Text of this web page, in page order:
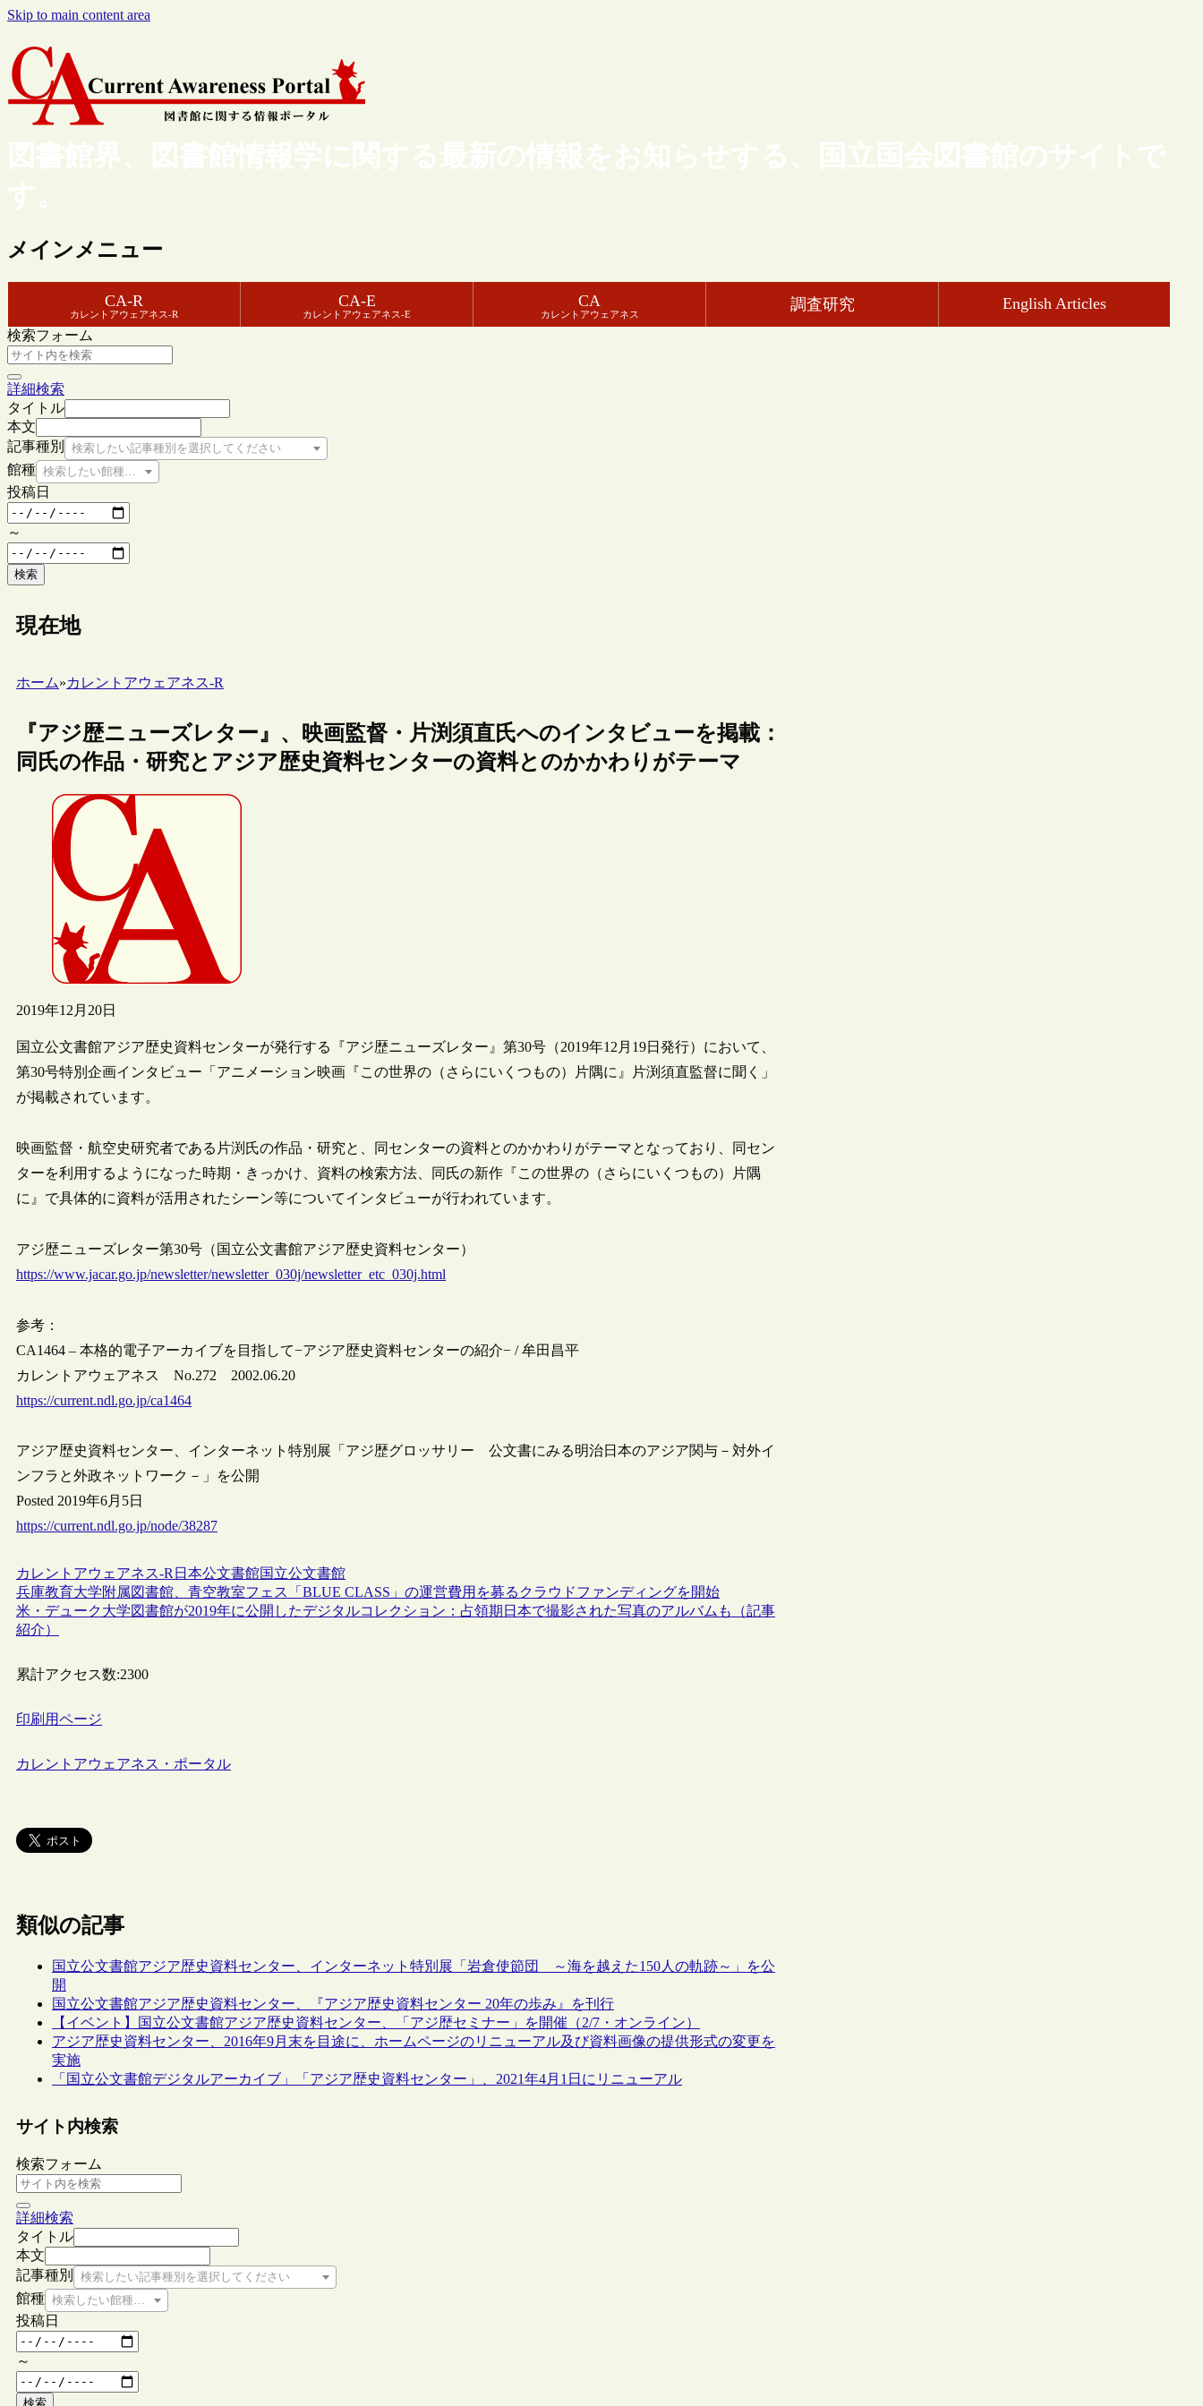
Skip to main content area
図書館界、図書館情報学に関する最新の情報をお知らせする、国立国会図書館のサイトで
す。
メインメニュー
CA-R
カレントアウェアネス-R
CA-E
カレントアウェアネス-E
CA
カレントアウェアネス
調査研究 English Articles
検索フォーム
詳細検索
タイトル
本文
記事種別
検索したい記事種別を選択してください
館種 検索したい館種を選択してください
投稿日
～
検索
現在地
ホーム»カレントアウェアネス-R
『アジ歴ニューズレター』、映画監督・片渕須直氏へのインタビューを掲載：
同氏の作品・研究とアジア歴史資料センターの資料とのかかわりがテーマ
2019年12月20日
国立公文書館アジア歴史資料センターが発行する『アジ歴ニューズレター』第30号（2019年12月19日発行）において、
第30号特別企画インタビュー「アニメーション映画『この世界の（さらにいくつもの）片隅に』片渕須直監督に聞く」
が掲載されています。
映画監督・航空史研究者である片渕氏の作品・研究と、同センターの資料とのかかわりがテーマとなっており、同セン
ターを利用するようになった時期・きっかけ、資料の検索方法、同氏の新作『この世界の（さらにいくつもの）片隅
に』で具体的に資料が活用されたシーン等についてインタビューが行われています。
アジ歴ニューズレター第30号（国立公文書館アジア歴史資料センター）
https://www.jacar.go.jp/newsletter/newsletter_030j/newsletter_etc_030j.html
参考：
CA1464 – 本格的電子アーカイブを目指して−アジア歴史資料センターの紹介− / 牟田昌平
カレントアウェアネス No.272 2002.06.20
https://current.ndl.go.jp/ca1464
アジア歴史資料センター、インターネット特別展「アジ歴グロッサリー 公文書にみる明治日本のアジア関与－対外イ
ンフラと外政ネットワーク－」を公開
Posted 2019年6月5日
https://current.ndl.go.jp/node/38287
カレントアウェアネス-R 日本公文書館国立公文書館
兵庫教育大学附属図書館、青空教室フェス「BLUE CLASS」の運営費用を募るクラウドファンディングを開始
米・デューク大学図書館が2019年に公開したデジタルコレクション：占領期日本で撮影された写真のアルバムも（記事
紹介）
累計アクセス数:2300
印刷用ページ
カレントアウェアネス・ポータル
類似の記事
国立公文書館アジア歴史資料センター、インターネット特別展「岩倉使節団 ～海を越えた150人の軌跡～」を公
開
国立公文書館アジア歴史資料センター、『アジア歴史資料センター 20年の歩み』を刊行
【イベント】国立公文書館アジア歴史資料センター、「アジ歴セミナー」を開催（2/7・オンライン）
アジア歴史資料センター、2016年9月末を目途に、ホームページのリニューアル及び資料画像の提供形式の変更を
実施
「国立公文書館デジタルアーカイブ」「アジア歴史資料センター」、2021年4月1日にリニューアル
サイト内検索
検索フォーム
詳細検索
タイトル
本文
記事種別
検索したい記事種別を選択してください
館種 検索したい館種を選択してください
投稿日
～
検索